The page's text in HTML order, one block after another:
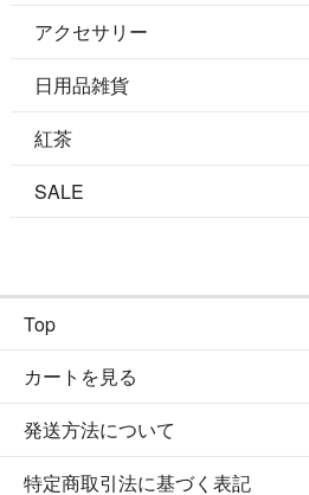
アクセサリー
日用品雑貨
紅茶
SALE
Top
カートを見る
発送方法について
特定商取引法に基づく表記